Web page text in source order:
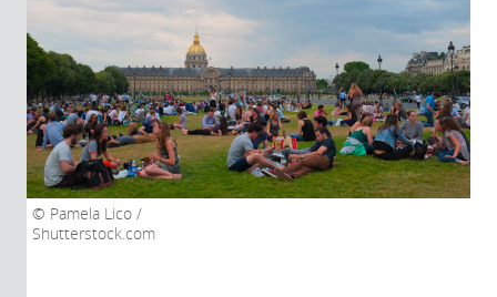
Pamela Lico /
Shutterstock.com